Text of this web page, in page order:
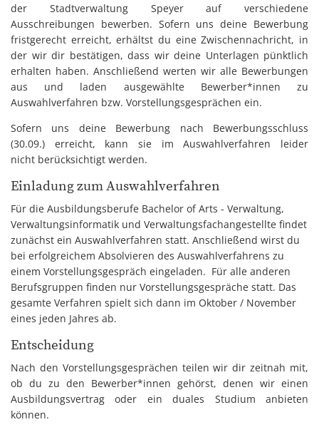
der Stadtverwaltung Speyer auf verschiedene
Ausschreibungen bewerben. Sofern uns deine Bewerbung
fristgerecht erreicht, erhältst du eine Zwischennachricht, in
der wir dir bestätigen, dass wir deine Unterlagen pünktlich
erhalten haben. Anschließend werten wir alle Bewerbungen
aus und laden ausgewählte Bewerber*innen zu
Auswahlverfahren bzw. Vorstellungsgesprächen ein.
Sofern uns deine Bewerbung nach Bewerbungsschluss
(30.09.) erreicht, kann sie im Auswahlverfahren leider
nicht berücksichtigt werden.
Einladung zum Auswahlverfahren
Für die Ausbildungsberufe Bachelor of Arts - Verwaltung,
Verwaltungsinformatik und Verwaltungsfachangestellte findet
zunächst ein Auswahlverfahren statt. Anschließend wirst du
bei erfolgreichem Absolvieren des Auswahlverfahrens zu
einem Vorstellungsgespräch eingeladen. Für alle anderen
Berufsgruppen finden nur Vorstellungsgespräche statt. Das
gesamte Verfahren spielt sich dann im Oktober / November
eines jeden Jahres ab.
Entscheidung
Nach den Vorstellungsgesprächen teilen wir dir zeitnah mit,
ob du zu den Bewerber*innen gehörst, denen wir einen
Ausbildungsvertrag oder ein duales Studium anbieten
können.